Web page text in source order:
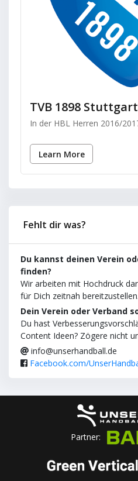
TVB 1898 Stuttgart
In der HBL Herren 2016/
Learn More
Fehlt dir was?
Du kannst deinen Verein
finden?
Wir arbeiten mit Hochdruck
für Dich zeitnah bereitzustellen.
Dein Verein oder Verband
Du hast
Content Ideen? Zögere nicht
info@unserhandball.de
Facebook.com/
Partner: